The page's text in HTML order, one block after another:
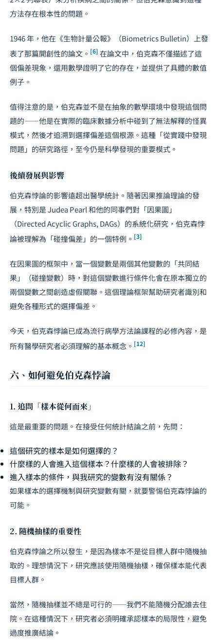
方法存在根本性的問題。
1946 年，他在《生物計量公報》（Biometrics Bulletin）上發
表了那篇開創性的論文。 [6] 在論文中，伯克森不僅描述了這
個偏差現象，還用數學證明了它的存在，並提供了具體的數值
例子。
值得注意的是，伯克森並不是在抽象的數學環境中發現這個問
題的——他是在實際的臨床數據分析中碰到了無法解釋的怪異
模式，然後才追溯到選擇偏差這個根源。這種「從實踐中發現
問題」的研究路徑，至今仍是科學發現的重要模式。
後續發展與影響
伯克森悖論的影響遠超出醫學統計。隨著因果推論理論的發
展，特別是 Judea Pearl 和他的同事們對「因果圖」
（Directed Acyclic Graphs, DAGs）的系統化研究，伯克森悖
論被理解為「碰撞偏差」的一個特例。 [3]
在因果圖的框架中，當一個變數是兩個其他變數的「共同結
果」（碰撞變數）時，對這個變數進行條件化會在原本獨立的
兩個變數之間創造虛假關聯。這個理論框架幫助研究者識別和
避免各種形式的選擇偏差。
今天，伯克森悖論已成為流行病學方法論課程的必修內容，是
所有醫學研究者必須理解的基本概念。 [12]
六、如何避免伯克森悖論
1. 追問「樣本從何而來」
這是最重要的問題。在接受任何統計結論之前，先問：
這個研究的樣本是如何選擇的？
什麼樣的人會進入這個樣本？什麼樣的人會被排除？
進入樣本的條件，與我研究的變數有沒有關係？
如果樣本的選擇機制與研究變數有關，就要警惕伯克森悖論的
可能。
2. 隨機抽樣的重要性
伯克森悖論之所以發生，是因為樣本不是從目標人群中隨機抽
取的。理想情況下，研究應該使用隨機抽樣，確保樣本能代表
目標人群。
當然，隨機抽樣並不總是可行的——我們不能隨機分配誰去住
院。在這種情況下，研究者必須明確承認樣本的局限性，避免
過度推廣結論。